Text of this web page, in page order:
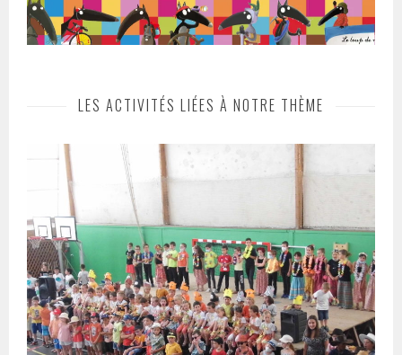
LES ACTIVITÉS LIÉES À NOTRE THÈME